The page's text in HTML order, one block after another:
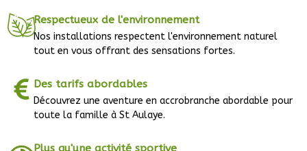
Respectueux de l'environnement
Nos installations respectent l'environnement naturel
tout en vous offrant des sensations fortes.
Des tarifs abordables
Découvrez une aventure en accrobranche abordable pour
toute la famille à St Aulaye.
Plus qu'une activité sportive